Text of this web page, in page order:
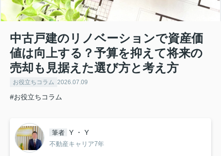
中古戸建のリノベーションで資産価
値は向上する？予算を抑えて将来の
売却も見据えた選び方と考え方
お役立ちコラム 2026.07.09
#お役立ちコラム
筆者 Y ・ Y
不動産キャリア7年